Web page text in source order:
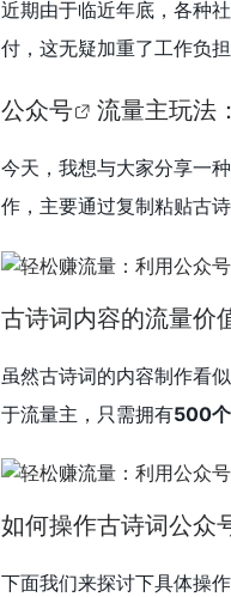
近期由于临近年底，各种
付，这无疑加重了工作负
公众号 流量主玩法：
今天，我想与大家分享一
作，主要通过复制粘贴古
古诗词内容的流量价
虽然古诗词的内容制作看
于流量主，只需拥有500
如何操作古诗词公众
下面我们来探讨下具体操